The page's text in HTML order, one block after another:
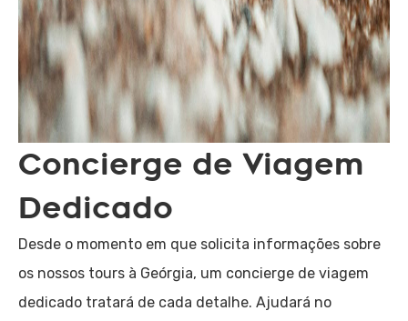
Concierge de Viagem
Dedicado
Desde o momento em que solicita informações sobre
os nossos tours à Geórgia, um concierge de viagem
dedicado tratará de cada detalhe. Ajudará no